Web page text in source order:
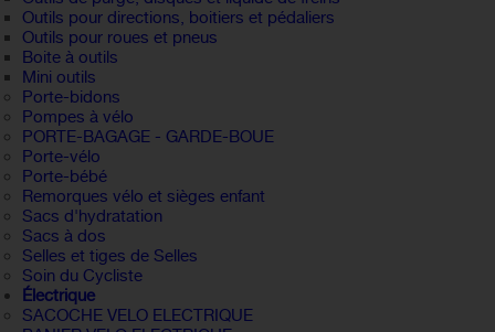
Outils pour directions, boitiers et pédaliers
Outils pour roues et pneus
Boite à outils
Mini outils
Porte-bidons
Pompes à vélo
PORTE-BAGAGE - GARDE-BOUE
Porte-vélo
Porte-bébé
Remorques vélo et sièges enfant
Sacs d'hydratation
Sacs à dos
Selles et tiges de Selles
Soin du Cycliste
Électrique
SACOCHE VELO ELECTRIQUE